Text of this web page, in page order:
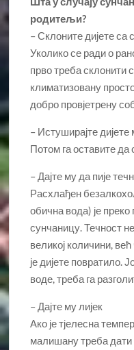
родитељи?
– Склоните дијете са
Уколико се ради о
прво треба склонити
климатизовану
добро провјетрену
– Истуширајте
Потом га оставите
– Дајте му да пије
Расхлађен
обична вода) је преко
сунчаницу. Течност
великој количини,
је дијете повратило.
воде, треба га
– Дајте му лијек
Ако је тјелесна
малишану треба дати